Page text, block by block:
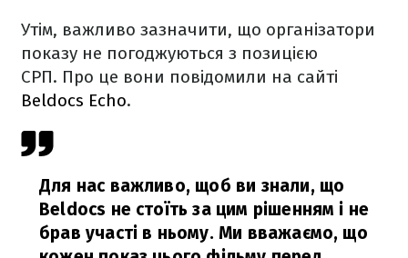
Утім, важливо зазначити, що організатори
показу не погоджуються з позицією
СРП. Про це вони повідомили на сайті
Beldocs Echo.
Для нас важливо, щоб ви знали, що
Beldocs не стоїть за цим рішенням і не
брав участі в ньому. Ми вважаємо, що